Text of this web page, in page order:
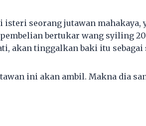
isteri seorang jutawan
bertukar wang syiling
akan tinggalkan baki itu sebagai
ini akan ambil. Makna dia